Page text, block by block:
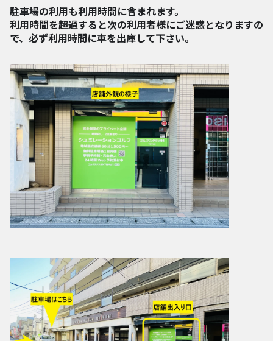
駐車場の利用も利用時間に含まれます。
利用時間を超過すると次の利用者様にご迷惑となりますの
で、必ず利用時間に車を出庫して下さい。